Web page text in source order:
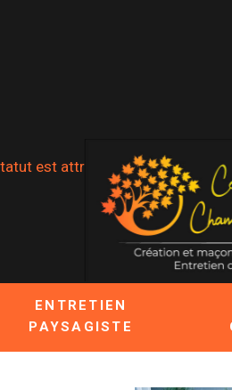
est attribué lorsque notre
ENTRETIEN
PAYSAGISTE